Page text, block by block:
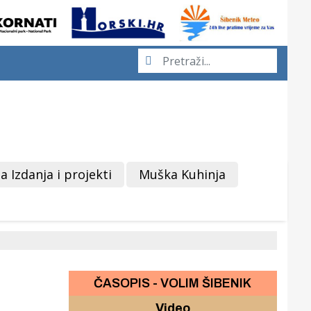
Izdanja i projekti Muška Kuhinja
ČASOPIS - VOLIM ŠIBENIK
Video